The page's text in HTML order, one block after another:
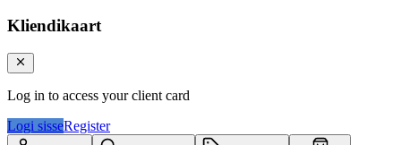
Kliendikaart
Log in to access your client card
Logi sisseRegister